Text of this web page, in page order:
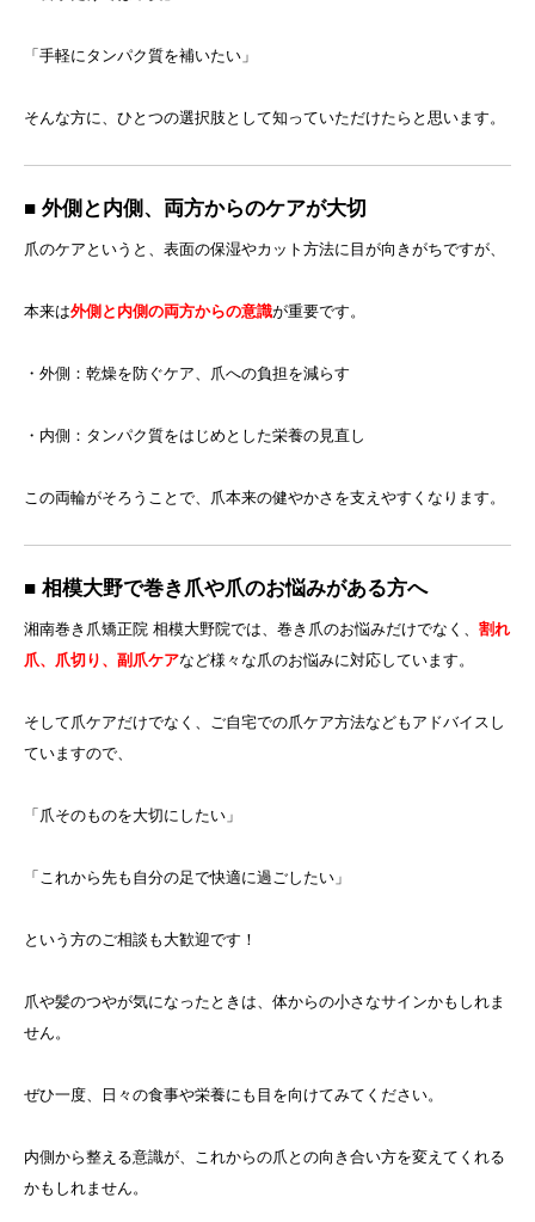
「手軽にタンパク質を補いたい」
そんな方に、ひとつの選択肢として知っていただけたらと思います。
■ 外側と内側、両方からのケアが大切
爪のケアというと、表面の保湿やカット方法に目が向きがちですが、
本来は外側と内側の両方からの意識が重要です。
・外側：乾燥を防ぐケア、爪への負担を減らす
・内側：タンパク質をはじめとした栄養の見直し
この両輪がそろうことで、爪本来の健やかさを支えやすくなります。
■ 相模大野で巻き爪や爪のお悩みがある方へ
湘南巻き爪矯正院 相模大野院では、巻き爪のお悩みだけでなく、 割れ
爪、爪切り、副爪ケアなど様々な爪のお悩みに対応しています。
そして爪ケアだけでなく、ご自宅での爪ケア方法などもアドバイスし
ていますので、
「爪そのものを大切にしたい」
「これから先も自分の足で快適に過ごしたい」
という方のご相談も大歓迎です！
爪や髪のつやが気になったときは、体からの小さなサインかもしれま
せん。
ぜひ一度、日々の食事や栄養にも目を向けてみてください。
内側から整える意識が、これからの爪との向き合い方を変えてくれる
かもしれません。